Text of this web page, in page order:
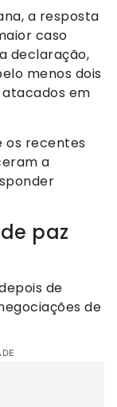
a resposta
caso
declaração,
menos dois
em
os recentes
a
paz
de
de